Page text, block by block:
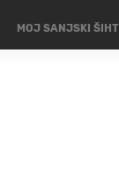
MOJ SANJSKI ŠIHT